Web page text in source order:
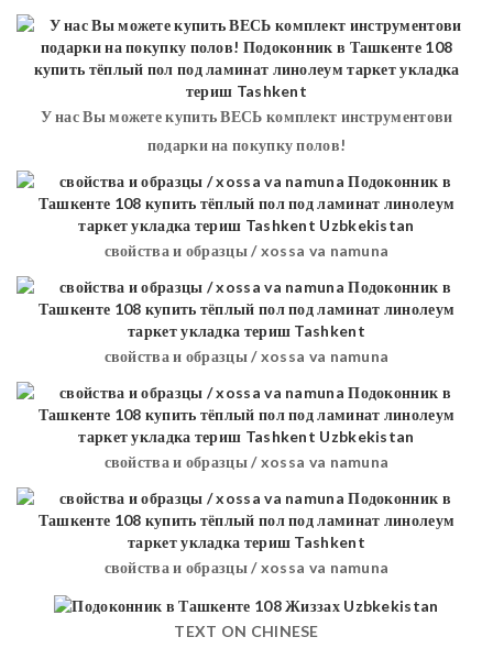
У нас Вы можете купить ВЕСЬ комплект инструментови
подарки на покупку полов!
свойства и образцы / xossa va namuna
свойства и образцы / xossa va namuna
свойства и образцы / xossa va namuna
свойства и образцы / xossa va namuna
TEXT ON CHINESE